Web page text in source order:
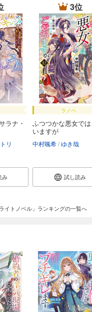
ラナ・
リ
み
3位
ラノベ
ふつつかな悪女で
いますが
中村颯希 ゆき哉
試し読み
イトノベル」ランキングの一覧へ